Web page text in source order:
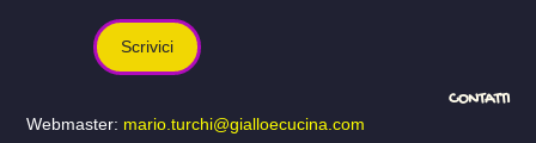
Scrivici
CONTATTI
Webmaster: mario.turchi@gialloecucina.com